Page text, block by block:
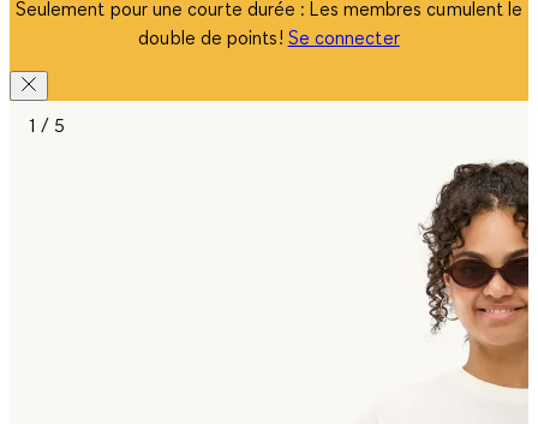
Seulement pour une courte durée : Les membres cumulent le
double de points! Se connecter
1 / 5